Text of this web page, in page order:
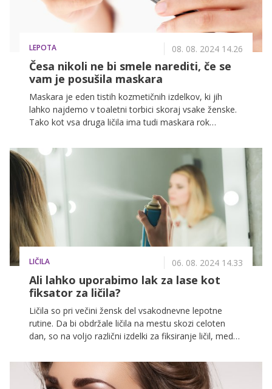
LEPOTA 08. 08. 2024 14.26
Česa nikoli ne bi smele narediti, če se
vam je posušila maskara
Maskara je eden tistih kozmetičnih izdelkov, ki jih
lahko najdemo v toaletni torbici skoraj vsake ženske.
Tako kot vsa druga ličila ima tudi maskara rok
posuši. In ko se to zgodi, jo nekatere poskušajo rešiti
z dodajanjem stvari, kot sta aceton ali mandljevo olje.
Pa je to varno?
LIČILA 06. 08. 2024 14.33
Ali lahko uporabimo lak za lase kot
fiksator za ličila?
Ličila so pri večini žensk del vsakodnevne lepotne
rutine. Da bi obdržale ličila na mestu skozi celoten
dan, so na voljo različni izdelki za fiksiranje ličil, med
namesto njega uporabljajo kar lak za lase. Pa je to
res varno?